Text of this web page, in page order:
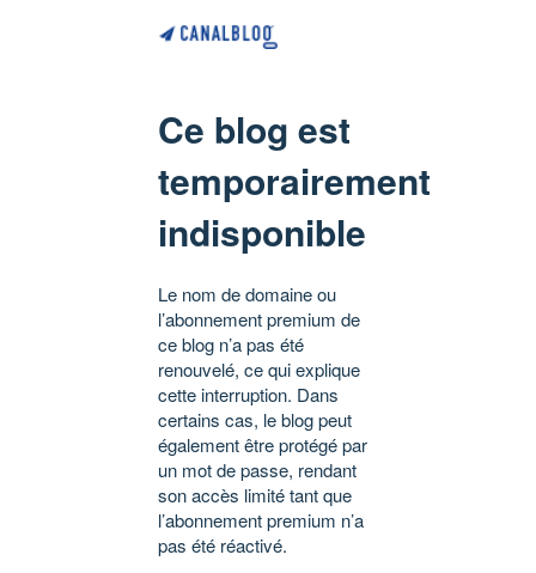
Ce blog est
temporairement
indisponible
Le nom de domaine ou
l’abonnement premium de
ce blog n’a pas été
renouvelé, ce qui explique
cette interruption. Dans
certains cas, le blog peut
également être protégé par
un mot de passe, rendant
son accès limité tant que
l’abonnement premium n’a
pas été réactivé.